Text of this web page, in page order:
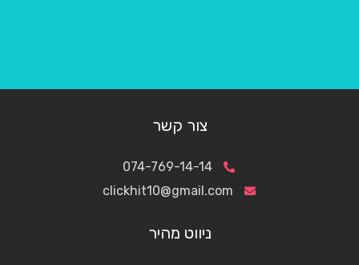
צור קשר
074-769-14-14
clickhit10@gmail.com
ניווט מהיר